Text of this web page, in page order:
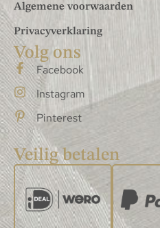
Algemene voorwaarden
Privacyverklaring
Volg ons
Facebook
Instagram
Pinterest
Veilig betalen